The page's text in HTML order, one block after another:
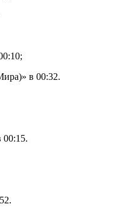
в 00:32.
00:15.